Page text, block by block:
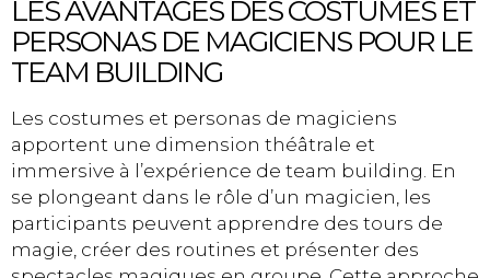
LES AVANTAGES DES COSTUMES ET
PERSONAS DE MAGICIENS POUR LE
TEAM BUILDING
Les costumes et personas de magiciens
apportent une dimension théâtrale et
immersive à l’expérience de team building. En
se plongeant dans le rôle d’un magicien, les
participants peuvent apprendre des tours de
magie, créer des routines et présenter des